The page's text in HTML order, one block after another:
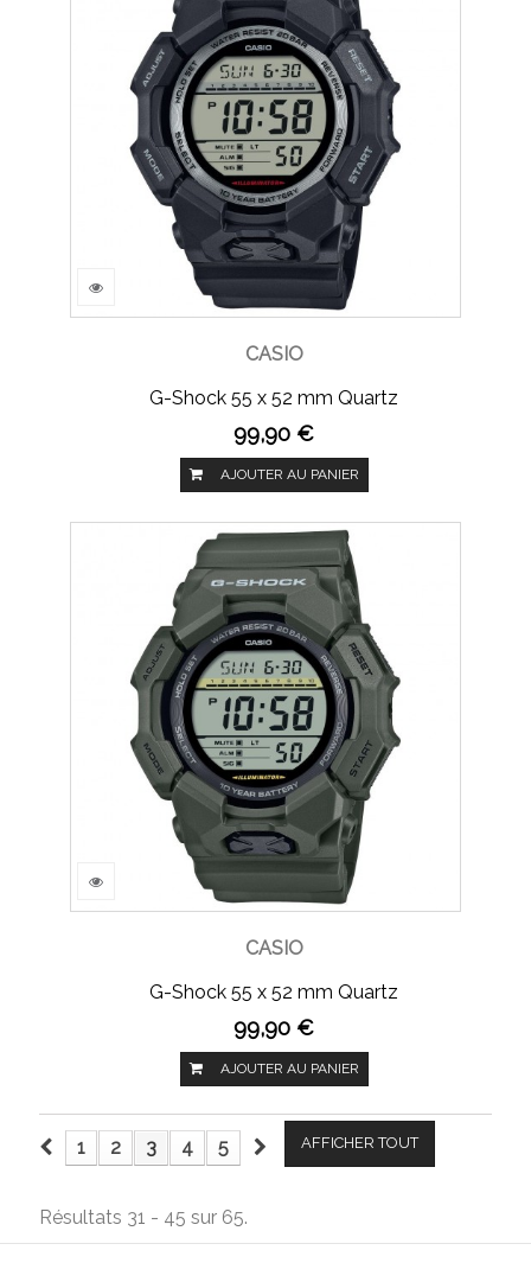
CASIO
G-Shock 55 x 52 mm Quartz
99,90 €
AJOUTER AU PANIER
CASIO
G-Shock 55 x 52 mm Quartz
99,90 €
AJOUTER AU PANIER
AFFICHER TOUT
1 2 3 4 5
Résultats 31 - 45 sur 65.